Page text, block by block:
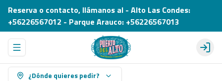
Reserva o contacto, llámanos al - Alto Las Condes:
+56226567012 - Parque Arauco: +56226567013
Abrir menu de navegación Login
¿Dónde quieres pedir?